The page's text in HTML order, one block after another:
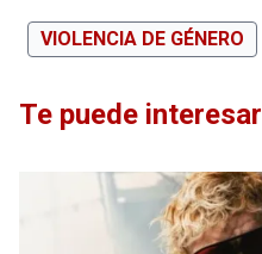
VIOLENCIA DE GÉNERO
Te puede interesar